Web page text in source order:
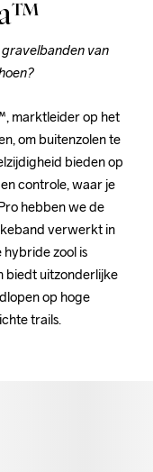
van
marktleider op het
om buitenzolen te
bieden op
controle, waar je
hebben we de
verwerkt in
zool is
biedt uitzonderlijke
op hoge
trails.